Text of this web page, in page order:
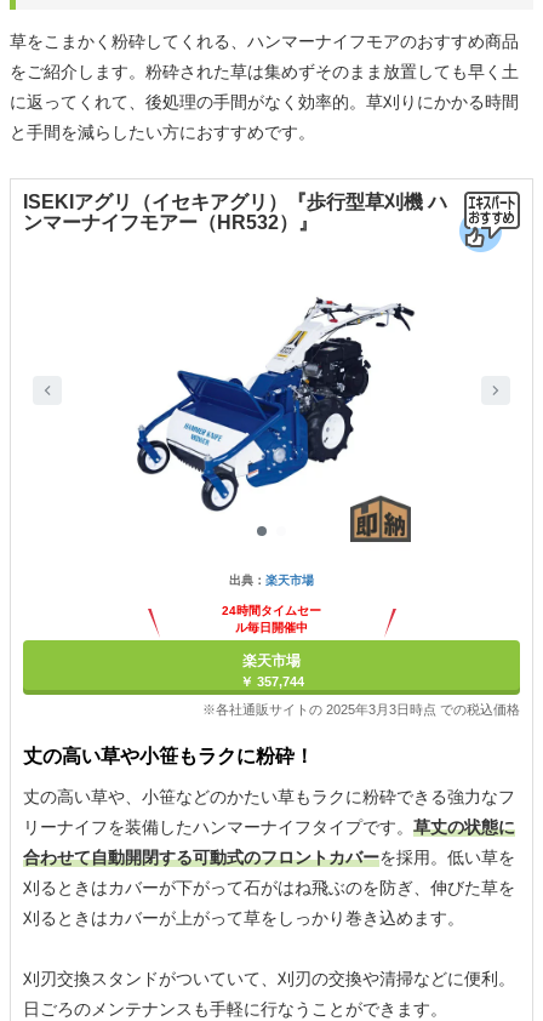
草をこまかく粉砕してくれる、ハンマーナイフモアのおすすめ商品
をご紹介します。粉砕された草は集めずそのまま放置しても早く土
に返ってくれて、後処理の手間がなく効率的。草刈りにかかる時間
と手間を減らしたい方におすすめです。
ISEKIアグリ（イセキアグリ）『歩行型草刈機 ハ
ンマーナイフモアー（HR532）』
出典： 楽天市場
24時間タイムセー
ル毎日開催中
楽天市場
￥ 357,744
※各社通販サイトの 2025年3月3日時点 での税込価格
丈の高い草や小笹もラクに粉砕！
丈の高い草や、小笹などのかたい草もラクに粉砕できる強力なフ
リーナイフを装備したハンマーナイフタイプです。 草丈の状態に
合わせて自動開閉する可動式のフロントカバーを採用。低い草を
刈るときはカバーが下がって石がはね飛ぶのを防ぎ、伸びた草を
刈るときはカバーが上がって草をしっかり巻き込めます。
刈刃交換スタンドがついていて、刈刃の交換や清掃などに便利。
日ごろのメンテナンスも手軽に行なうことができます。